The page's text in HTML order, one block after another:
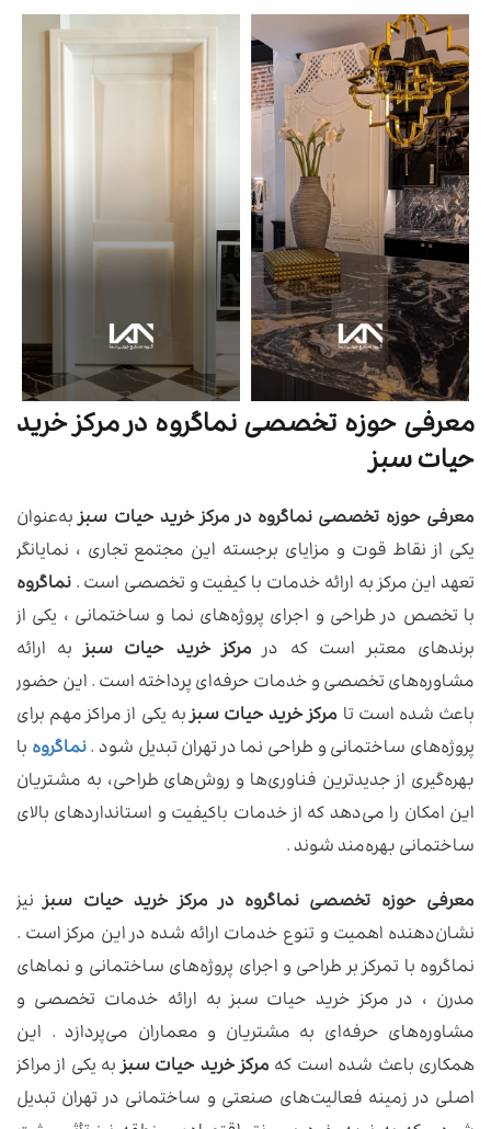
معرفی حوزه تخصصی نماگروه در مرکز خرید
حیات سبز
معرفی حوزه تخصصی نماگروه در مرکز خرید حیات سبزبه‌عنوان
یکی از نقاط قوت و مزایای برجسته این مجتمع تجاری ، نمایانگر
تعهد این مرکز به ارائه خدمات با کیفیت و تخصصی است .نماگروه
با تخصص در طراحی و اجرای پروژه‌های نما و ساختمانی ، یکی از
برندهای معتبر است که در مرکز خرید حیات سبزبه ارائه
مشاوره‌های تخصصی و خدمات حرفه‌ای پرداخته است . این حضور
باعث شده است تا مرکز خرید حیات سبزبه یکی از مراکز مهم برای
پروژه‌های ساختمانی و طراحی نما در تهران تبدیل شود .نماگروه با
بهره‌گیری از جدیدترین فناوری‌ها و روش‌های طراحی، به مشتریان
این امکان را می‌دهد که از خدمات باکیفیت و استانداردهای بالای
ساختمانی بهره‌مند شوند .
معرفی حوزه تخصصی نماگروه در مرکز خرید حیات سبزنیز
نشان‌دهنده اهمیت و تنوع خدمات ارائه شده در این مرکز است .
نماگروه با تمرکز بر طراحی و اجرای پروژه‌های ساختمانی و نماهای
مدرن ، در مرکز خرید حیات سبز به ارائه خدمات تخصصی و
مشاوره‌های حرفه‌ای به مشتریان و معماران می‌پردازد . این
همکاری باعث شده است که مرکز خرید حیات سبزبه یکی از مراکز
اصلی در زمینه فعالیت‌های صنعتی و ساختمانی در تهران تبدیل